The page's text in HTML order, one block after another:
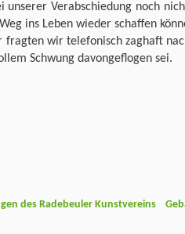
unserer Verabschiedung noch
ins Leben wieder schaffen
fragten wir telefonisch zaghaft
Schwung davongeflogen sei.
des Radebeuler Kunstvereins